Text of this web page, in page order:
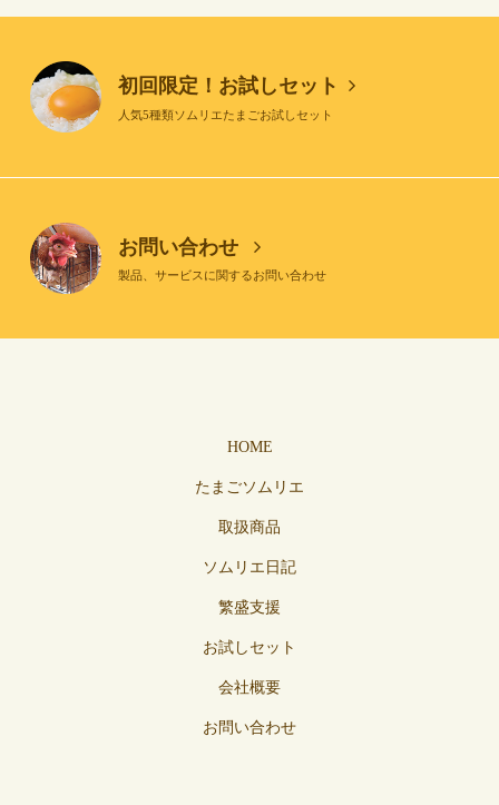
初回限定！お試しセット
人気5種類ソムリエたまごお試しセット
お問い合わせ
製品、サービスに関するお問い合わせ
HOME
たまごソムリエ
取扱商品
ソムリエ日記
繁盛支援
お試しセット
会社概要
お問い合わせ